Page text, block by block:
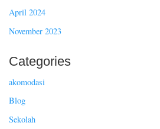
April 2024
November 2023
Categories
akomodasi
Blog
Sekolah